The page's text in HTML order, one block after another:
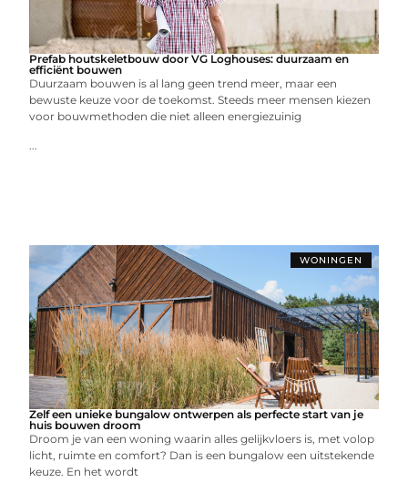
Prefab houtskeletbouw door VG Loghouses: duurzaam en
efficiënt bouwen
Duurzaam bouwen is al lang geen trend meer, maar een
bewuste keuze voor de toekomst. Steeds meer mensen kiezen
voor bouwmethoden die niet alleen energiezuinig
...
WONINGEN
Zelf een unieke bungalow ontwerpen als perfecte start van je
huis bouwen droom
Droom je van een woning waarin alles gelijkvloers is, met volop
licht, ruimte en comfort? Dan is een bungalow een uitstekende
keuze. En het wordt